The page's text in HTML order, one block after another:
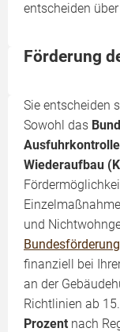
entscheiden
Förderung
Sie entscheiden
Sowohl das
Wiederaufbau
und
finanziell bei
an der
Richtlinien ab
Prozent nach